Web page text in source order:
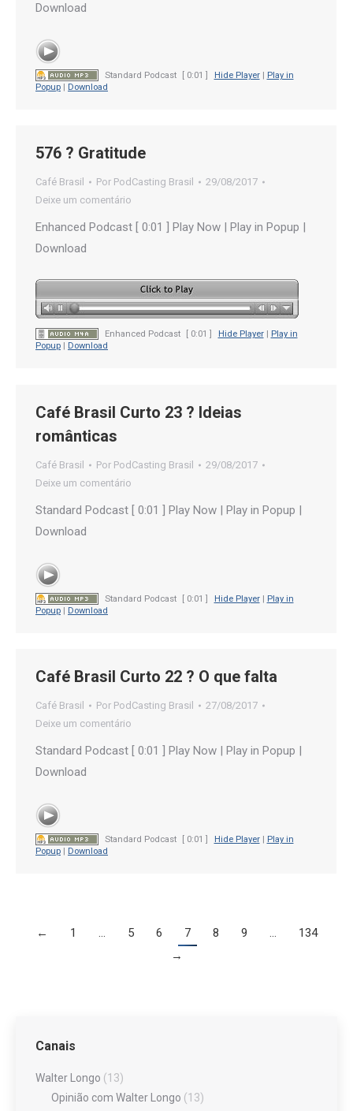
Download
Standard Podcast [ 0:01 ] Hide Player| Play in
Popup
Download
576 ? Gratitude
Café Brasil Por PodCasting Brasil
29/08/2017
Deixe um comentário
Enhanced Podcast [ 0:01 ] Play Now | Play in Popup |
Download
Enhanced Podcast [ 0:01 ] Hide Player| Play in
Popup
Download
Café Brasil Curto 23 ? Ideias
românticas
Café Brasil Por PodCasting Brasil
29/08/2017
Deixe um comentário
Standard Podcast [ 0:01 ] Play Now | Play in Popup |
Download
Standard Podcast [ 0:01 ] Hide Player| Play in
Popup
Download
Café Brasil Curto 22 ? O que falta
Café Brasil Por PodCasting Brasil
27/08/2017
Deixe um comentário
Standard Podcast [ 0:01 ] Play Now | Play in Popup |
Download
Standard Podcast [ 0:01 ] Hide Player| Play in
Popup
Download
← 1 … 5 6 7 8 9 …
134
→
Canais
Walter Longo (13)
Opinião com Walter Longo (13)